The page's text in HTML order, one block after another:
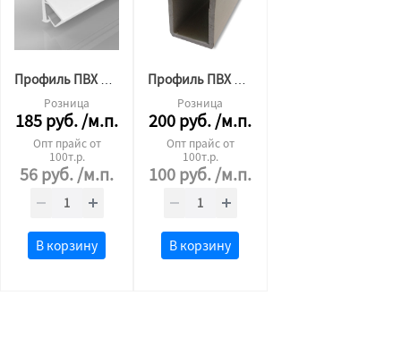
Розница
185руб./м.п.
Опт прайс от
100т.р.
56руб./м.п.
В корзину
Розница
200руб./м.п.
Опт прайс от
100т.р.
100руб./м.п.
В корзину